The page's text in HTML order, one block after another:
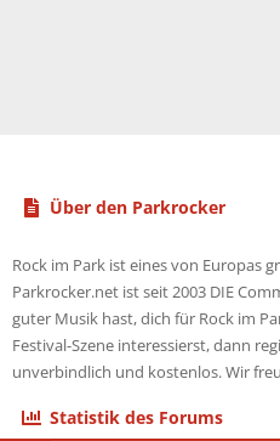
Über den Parkrocker
Rock im Park ist eines von Europas
Parkrocker.net ist seit 2003 DIE
guter Musik hast, dich für Rock im
Festival-Szene interessierst, dann
unverbindlich und kostenlos. Wir
Statistik des Forums